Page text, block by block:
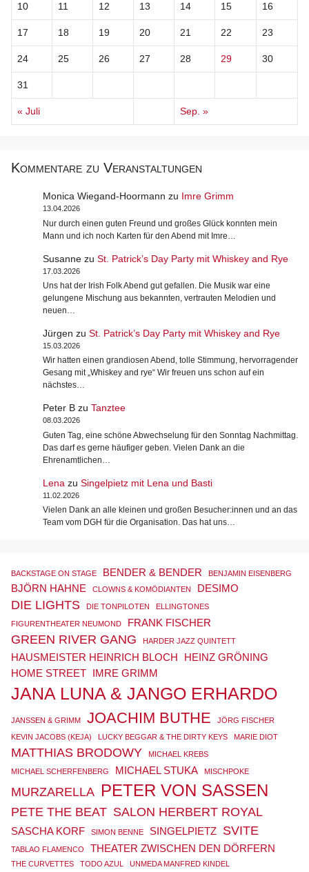
10 11 12 13 14 15 16
17 18 19 20 21 22 23
24 25 26 27 28 29 30
31
« Juli Sep. »
Kommentare zu Veranstaltungen
Monica Wiegand-Hoormann zu Imre Grimm
13.04.2026
Nur durch einen guten Freund und großes Glück konnten mein
Mann und ich noch Karten für den Abend mit Imre…
Susannezu St. Patrick’s Day Party mit Whiskey and Rye
17.03.2026
Uns hat der Irish Folk Abend gut gefallen. Die Musik war eine
gelungene Mischung aus bekannten, vertrauten Melodien und
neuen…
Jürgen zu St. Patrick’s Day Party mit Whiskey and Rye
15.03.2026
Wir hatten einen grandiosen Abend, tolle Stimmung, hervorragender
Gesang mit „Whiskey and rye“ Wir freuen uns schon auf ein
nächstes…
Peter Bzu Tanztee
08.03.2026
Guten Tag, eine schöne Abwechselung für den Sonntag Nachmittag.
Das darf es gerne häufiger geben. Vielen Dank an die
Ehrenamtlichen…
Lena zu Singelpietz mit Lena und Basti
11.02.2026
Vielen Dank an alle kleinen und großen Besucher:innen und an das
Team vom DGH für die Organisation. Das hat uns…
BACKSTAGE ON STAGE BENDER & BENDER BENJAMIN EISENBERG
BJÖRN HAHNE CLOWNS & KOMÖDIANTEN DESIMO
DIE LIGHTS DIE TONPILOTEN ELLINGTONES
FIGURENTHEATER NEUMOND FRANK FISCHER
GREEN RIVER GANG HARDER JAZZ QUINTETT
HAUSMEISTER HEINRICH BLOCH
HEINZ GRÖNING
HOME STREET IMRE GRIMM
JANA LUNA & JANGO ERHARDO
JANSSEN & GRIMM JOACHIM BUTHE
JÖRG FISCHER
KEVIN JACOBS (KEJA)
LUCKY BEGGAR & THE DIRTY KEYS MARIE DIOT
MATTHIAS BRODOWY MICHAEL KREBS
MICHAEL SCHERFENBERG MICHAEL STUKA MISCHPOKE
MURZARELLA PETER VON SASSEN
PETE THE BEAT SALON HERBERT ROYAL
SASCHA KORF SIMON BENNE SINGELPIETZ SVITE
TABLAO FLAMENCO THEATER ZWISCHEN DEN DÖRFERN
THE CURVETTES TODO AZUL UNMEDA MANFRED KINDEL